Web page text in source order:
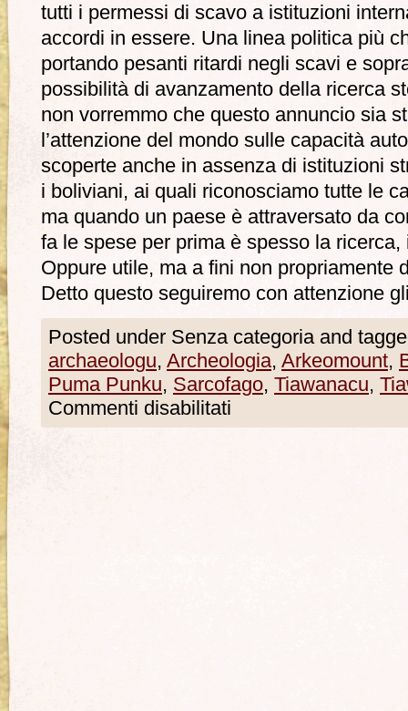
tutti i permessi di scavo a istituzioni
accordi in essere. Una linea politica più
portando pesanti ritardi negli scavi e
possibilità di avanzamento della ricerca
non vorremmo che questo annuncio sia
l’attenzione del mondo sulle capacità
scoperte anche in assenza di istituzioni
i boliviani, ai quali riconosciamo tutte le
ma quando un paese è attraversato da
fa le spese per prima è spesso la
Oppure utile, ma a fini non propriamente
Detto questo seguiremo con attenzione
Posted under Senza categoria and
archaeologu, Archeologia, Arkeomount,
Puma Punku, Sarcofago, Tiawanacu,
Commenti disabilitati